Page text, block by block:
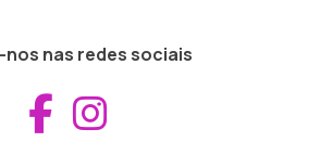
nos nas redes sociais
Aceder ao